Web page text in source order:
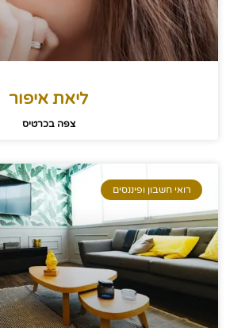
ליאת איפור
צפה בכרטיס
רואי חשבון ופיננסים